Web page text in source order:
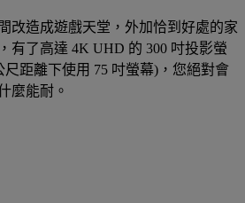
改造成遊戲天堂，外加恰到好處的家
有了高達 4K UHD 的 300 吋投影螢
尺距離下使用 75 吋螢幕)，您絕對會
麼能耐。